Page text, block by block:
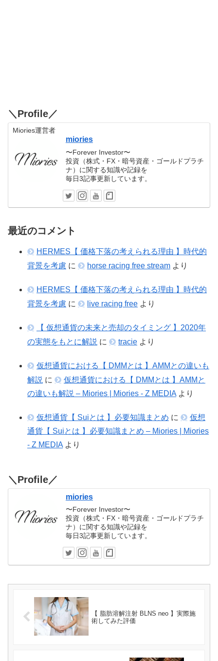
＼Profile／
Miories運営者
miories
〜Forever Investor〜
投資（株式・FX・暗号資産・ゴールドプラチ
ナ）に関する知識や記録を
毎日3記事更新しています。
最近のコメント
HERMES【 価格下落の考えられる理由 】時代的
背景を考慮 に horse racing free stream より
HERMES【 価格下落の考えられる理由 】時代的
背景を考慮 に live racing free より
【 仮想通貨の未来と売却のタイミング 】2020年
の実態をもとに解説 に tracie より
仮想通貨における【 DMMとは 】AMMとの違いも
解説 に
仮想通貨における【 DMMとは 】AMMと
の違いも解説 – Miories | Miories - Z MEDIA より
仮想通貨【 Suiとは 】必要知識まとめ に
仮想
通貨【 Suiとは 】必要知識まとめ – Miories | Miories
- Z MEDIA より
＼Profile／
miories
〜Forever Investor〜
投資（株式・FX・暗号資産・ゴールドプラチ
ナ）に関する知識や記録を
毎日3記事更新しています。
【 脂肪溶解注射 BLNS neo 】実際施
術してみた評価